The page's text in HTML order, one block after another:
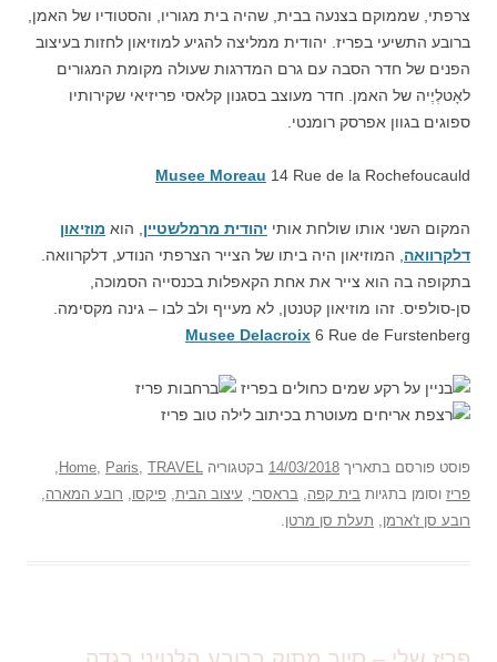
צרפתי, שממוקם בצנעה בבית, שהיה בית מגוריו, והסטודיו של האמן,
ברובע התשיעי בפריז. יהודית ממליצה להגיע למוזיאון לחזות בעיצוב
הפנים של חדר הסבה עם גרם המדרגות שעולה מקומת המגורים
לאָטלְיֶיה של האמן. חדר מעוצב בסגנון קלאסי פריזיאי שקירותיו
ספוגים בגוון אפרסק רומנטי.
Musee Moreau 14 Rue de la Rochefoucauld
המקום השני אותו שולחת אותי יהודית מרמלשטיין , הוא מוזיאון
דלקרוואה , המוזיאון היה ביתו של הצייר הצרפתי הנודע, דלקרוואה.
בתקופה בה הוא צייר את אחת הקאפלות בכנסייה הסמוכה,
סן-סולפיס. זהו מוזיאון קטנטן, לא מעייף ולב לבו – גינה מקסימה.
Musee Delacroix 6 Rue de Furstenberg
פוסט פורסם בתאריך 14/03/2018 בקטגוריה Home Paris TRAVEL
פריז וסומן בתגיות בית קפה בראסרי עיצוב הבית פיקסו רובע המארה
רובע סן ז'ארמן
תעלת סן מרטן